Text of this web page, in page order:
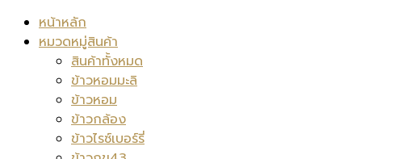
หน้าหลัก
หมวดหมู่สินค้า
สินค้าทั้งหมด
ข้าวหอมมะลิ
ข้าวหอม
ข้าวกล้อง
ข้าวไรซ์เบอร์รี่